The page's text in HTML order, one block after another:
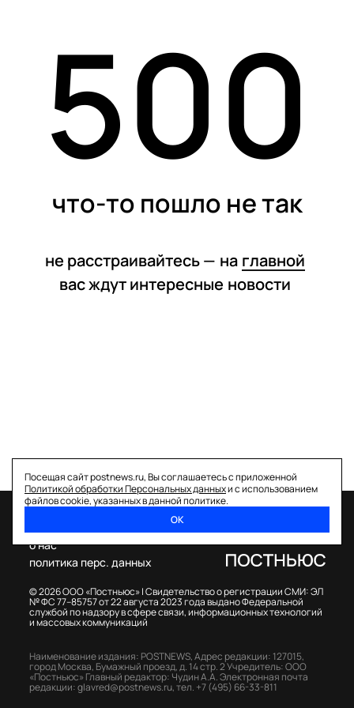
статьи
500
что-то пошло не так
не расстраивайтесь — на главной
вас ждут интересные новости
Посещая сайт postnews.ru, Вы соглашаетесь с приложенной
Политикой обработки Персональных данныхи с использованием
файлов cookie, указанных в данной политике.
ОК
© 2026 ООО «Постньюс» |Свидетельство о регистрации СМИ: ЭЛ
№ ФС 77–85757 от 22 августа 2023 года выдано Федеральной
службой по надзору в сфере связи, информационных технологий
и массовых коммуникаций
о нас
политика перс. данных
Наименование издания: POSTNEWS,Адрес редакции: 127015,
город Москва, Бумажный проезд, д. 14 стр. 2Учредитель: ООО
«Постньюс» Главный редактор: Чудин А.А.Электронная почта
редакции:glavred@postnews.ru,тел. +7 (495) 66-33-811